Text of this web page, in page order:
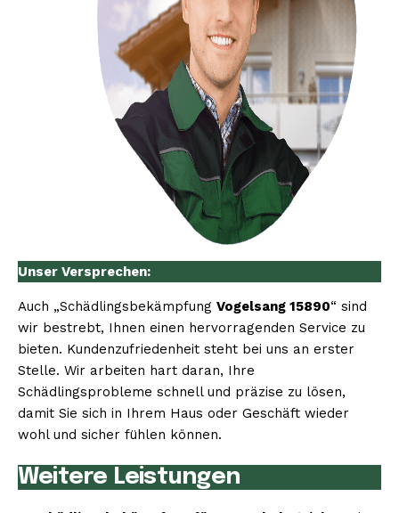
Unser Versprechen:
Auch „Schädlingsbekämpfung Vogelsang 15890“ sind
wir bestrebt, Ihnen einen hervorragenden Service zu
bieten. Kundenzufriedenheit steht bei uns an erster
Stelle. Wir arbeiten hart daran, Ihre
Schädlingsprobleme schnell und präzise zu lösen,
damit Sie sich in Ihrem Haus oder Geschäft wieder
wohl und sicher fühlen können.
Weitere Leistungen